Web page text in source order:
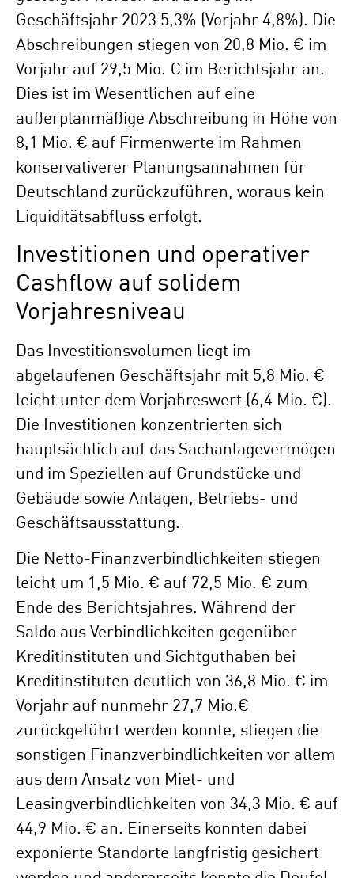
Geschäftsjahr 2023 5,3% (Vorjahr 4,8%). Die
Abschreibungen stiegen von 20,8 Mio. € im
Vorjahr auf 29,5 Mio. € im Berichtsjahr an.
Dies ist im Wesentlichen auf eine
außerplanmäßige Abschreibung in Höhe von
8,1 Mio. € auf Firmenwerte im Rahmen
konservativerer Planungsannahmen für
Deutschland zurückzuführen, woraus kein
Liquiditätsabfluss erfolgt.
Investitionen und operativer
Cashflow auf solidem
Vorjahresniveau
Das Investitionsvolumen liegt im
abgelaufenen Geschäftsjahr mit 5,8 Mio. €
leicht unter dem Vorjahreswert (6,4 Mio. €).
Die Investitionen konzentrierten sich
hauptsächlich auf das Sachanlagevermögen
und im Speziellen auf Grundstücke und
Gebäude sowie Anlagen, Betriebs- und
Geschäftsausstattung.
Die Netto-Finanzverbindlichkeiten stiegen
leicht um 1,5 Mio. € auf 72,5 Mio. € zum
Ende des Berichtsjahres. Während der
Saldo aus Verbindlichkeiten gegenüber
Kreditinstituten und Sichtguthaben bei
Kreditinstituten deutlich von 36,8 Mio. € im
Vorjahr auf nunmehr 27,7 Mio.€
zurückgeführt werden konnte, stiegen die
sonstigen Finanzverbindlichkeiten vor allem
aus dem Ansatz von Miet- und
Leasingverbindlichkeiten von 34,3 Mio. € auf
44,9 Mio. € an. Einerseits konnten dabei
exponierte Standorte langfristig gesichert